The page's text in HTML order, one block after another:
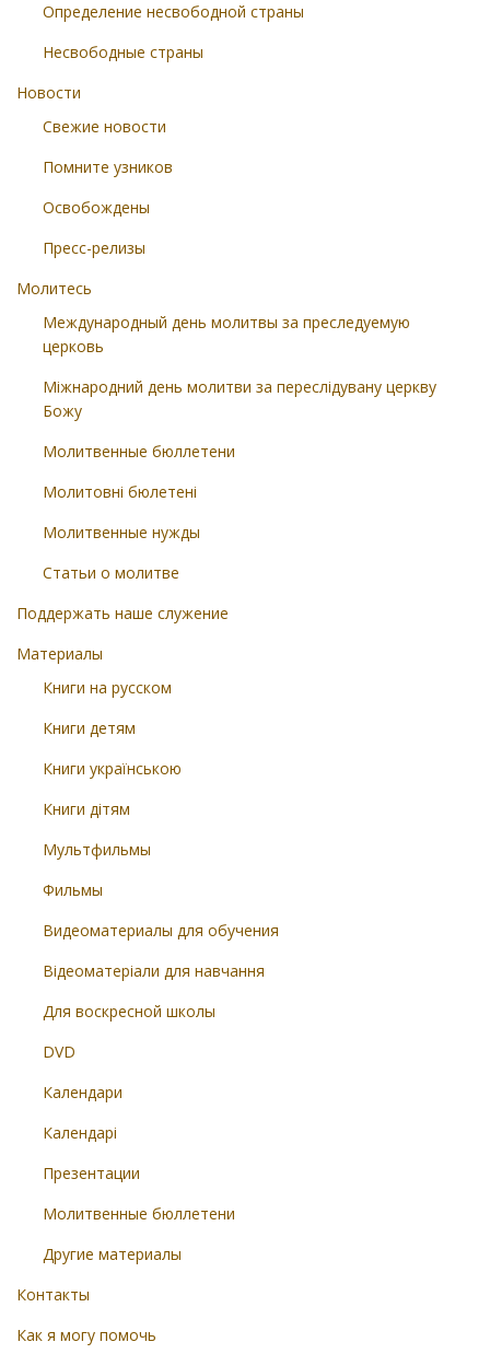
Определение несвободной страны
Несвободные страны
Новости
Свежие новости
Помните узников
Освобождены
Пресс-релизы
Молитесь
Международный день молитвы за преследуемую
церковь
Міжнародний день молитви за переслідувану церкву
Божу
Молитвенные бюллетени
Молитовні бюлетені
Молитвенные нужды
Статьи о молитве
Поддержать наше служение
Материалы
Книги на русском
Книги детям
Книги українською
Книги дітям
Мультфильмы
Фильмы
Видеоматериалы для обучения
Відеоматеріали для навчання
Для воскресной школы
DVD
Календари
Календарі
Презентации
Молитвенные бюллетени
Другие материалы
Контакты
Как я могу помочь